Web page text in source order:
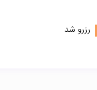
رزرو شد